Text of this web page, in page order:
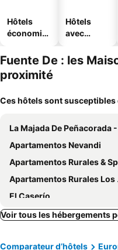
Hôtels
économiq
Hôtels
avec
Fuente De : les
proximité
Ces hôtels sont susceptibles
La Majada De Peñacorada - Rural House With Excellent Equipment Unit 4145164
Apartamentos Nevandi
Apartamentos Rurales & Spa La Bárcena
Apartamentos Rurales Los Picos de Redo
El Caserío
Casa Vacacional La
Moradas Portilla
Voir tous les hébergements
Comparateur d’hôtels